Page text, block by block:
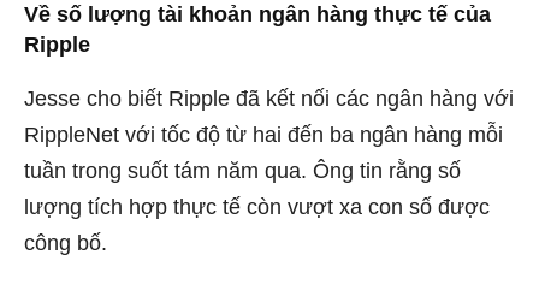
Về số lượng tài khoản ngân hàng thực tế của
Ripple
Jesse cho biết Ripple đã kết nối các ngân hàng với
RippleNet với tốc độ từ hai đến ba ngân hàng mỗi
tuần trong suốt tám năm qua. Ông tin rằng số
lượng tích hợp thực tế còn vượt xa con số được
công bố.